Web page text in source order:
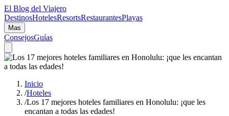
El Blog del Viajero
DestinosHotelesResortsRestaurantesPlayas
Mas
ConsejosGuías
Inicio
/Hoteles
/Los 17 mejores hoteles familiares en Honolulu: ¡que les
encantan a todas las edades!